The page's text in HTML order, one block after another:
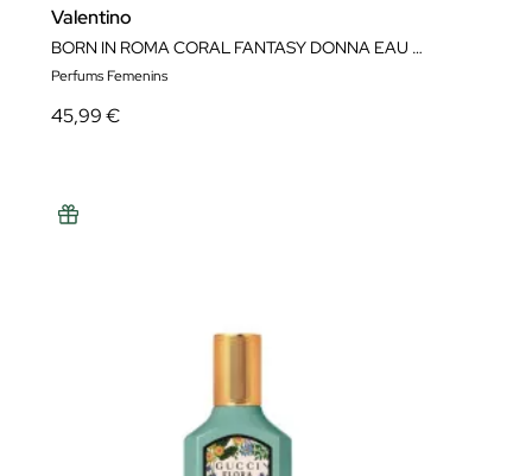
Valentino
BORN IN ROMA CORAL FANTASY DONNA EAU DE PARFUM
Perfums Femenins
45,99 €